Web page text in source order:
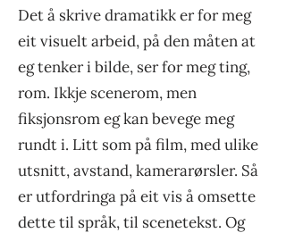
Det å skrive dramatikk er for meg
eit visuelt arbeid, på den måten at
eg tenker i bilde, ser for meg ting,
rom. Ikkje scenerom, men
fiksjonsrom eg kan bevege meg
rundt i. Litt som på film, med ulike
utsnitt, avstand, kamerarørsler. Så
er utfordringa på eit vis å omsette
dette til språk, til scenetekst. Og